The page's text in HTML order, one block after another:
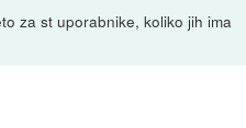
za st uporabnike, koliko jih ima